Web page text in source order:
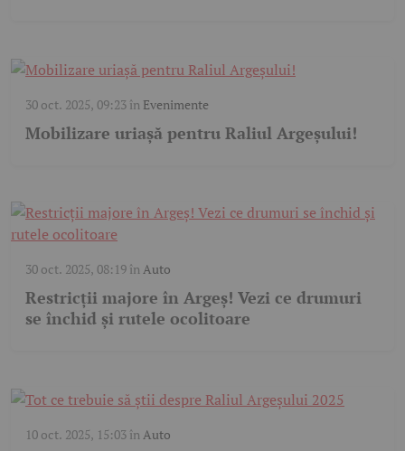
30 oct. 2025, 09:23 în Evenimente
Mobilizare uriașă pentru Raliul Argeșului!
30 oct. 2025, 08:19 înAuto
Restricții majore în Argeș! Vezi ce drumuri
se închid și rutele ocolitoare
10 oct. 2025, 15:03 înAuto